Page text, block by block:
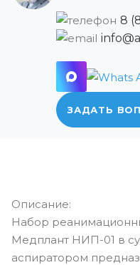
8
ЗАДАТЬ
Описание:
Набор
Медплант НИП-01 в
аспиратором